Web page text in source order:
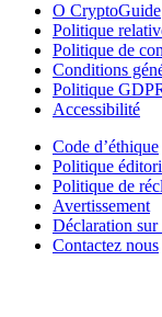
O CryptoGuide
Politique
Politique de
Conditions
Politique
Accessibilité
Code d’éthique
Politique
Politique de
Avertissement
Déclaration sur
Contactez nous